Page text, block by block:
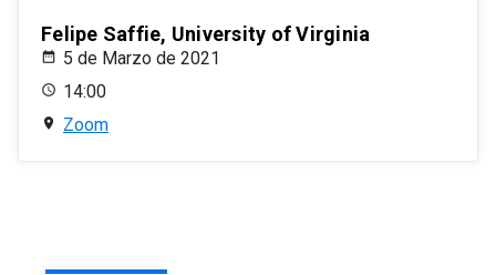
Felipe Saffie, University of Virginia
5 de Marzo de 2021
14:00
Zoom